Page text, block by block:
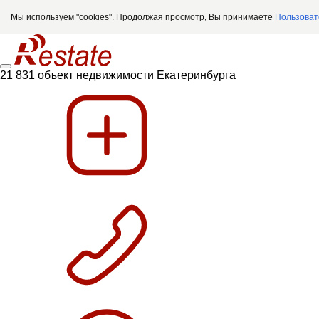
Мы используем "cookies". Продолжая просмотр, Вы принимаете
21 831 объект недвижимости Екатеринбурга